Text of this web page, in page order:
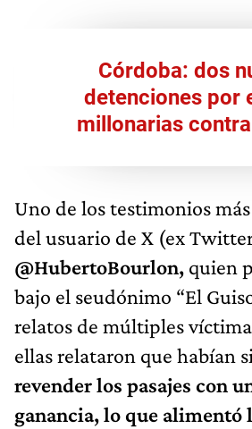
Córdoba: dos
detenciones por
millonarias
Uno de los testimonios
del usuario de X (ex
@HubertoBourlon, quien
bajo el seudónimo “El
relatos de múltiples
ellas relataron que habían
revender los pasajes con
ganancia,lo que alimentó